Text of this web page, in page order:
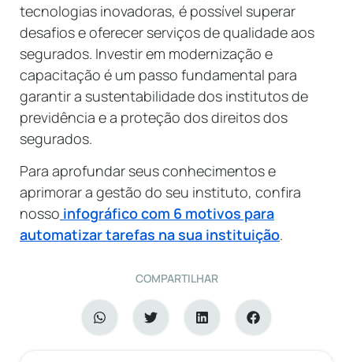
tecnologias inovadoras, é possível superar
desafios e oferecer serviços de qualidade aos
segurados. Investir em modernização e
capacitação é um passo fundamental para
garantir a sustentabilidade dos institutos de
previdência e a proteção dos direitos dos
segurados.
Para aprofundar seus conhecimentos e
aprimorar a gestão do seu instituto, confira
nosso infográfico com 6 motivos para
automatizar tarefas na sua instituição.
COMPARTILHAR